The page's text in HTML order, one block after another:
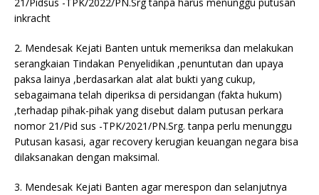
21/Pidsus -TPK/2022/PN.Srg tanpa harus menunggu putusan
inkracht
2. Mendesak Kejati Banten untuk memeriksa dan melakukan
serangkaian Tindakan Penyelidikan ,penuntutan dan upaya
paksa lainya ,berdasarkan alat alat bukti yang cukup,
sebagaimana telah diperiksa di persidangan (fakta hukum)
,terhadap pihak-pihak yang disebut dalam putusan perkara
nomor 21/Pid sus -TPK/2021/PN.Srg. tanpa perlu menunggu
Putusan kasasi, agar recovery kerugian keuangan negara bisa
dilaksanakan dengan maksimal.
3. Mendesak Kejati Banten agar merespon dan selanjutnya